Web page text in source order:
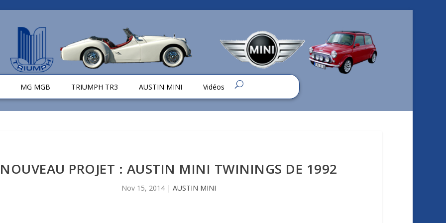
MG MGB TRIUMPH TR3 AUSTIN MINI Vidéos
NOUVEAU PROJET : AUSTIN MINI TWININGS DE 1992
Nov 15, 2014| AUSTIN MINI